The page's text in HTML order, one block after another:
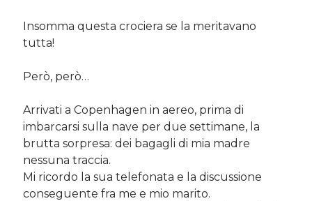
Cerca nel blog
Cerca
Archivi
Archivi
Insomma questa crociera se la meritavano
tutta!
Però, però…
Arrivati a Copenhagen in aereo, prima di
imbarcarsi sulla nave per due settimane, la
brutta sorpresa: dei bagagli di mia madre
nessuna traccia.
Mi ricordo la sua telefonata e la discussione
conseguente fra me e mio marito.